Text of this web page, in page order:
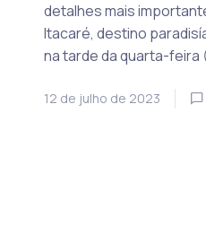
detalhes mais
Itacaré, destino
na tarde da quarta-feira
12 de julho de 2023